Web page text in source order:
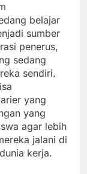
belajar
sumber
penerus,
sedang
sendiri.
yang
yang
agar lebih
jalani di
kerja.